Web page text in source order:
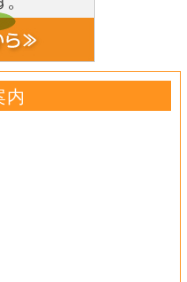
内